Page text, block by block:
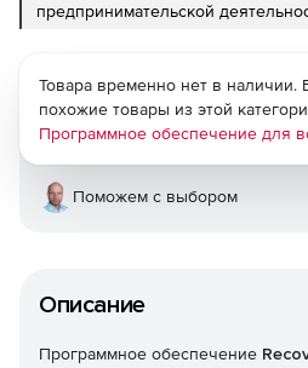
предпринимательской
Описание
Программное обеспечение
Товара временно нет в
похожие товары из этой
Программное обеспечение для
Поможем с выбором